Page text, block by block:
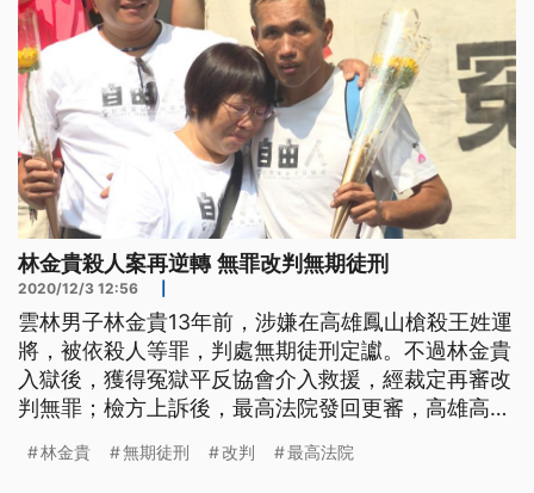
林金貴殺人案再逆轉 無罪改判無期徒刑
2020/12/3 12:56
雲林男子林金貴13年前，涉嫌在高雄鳳山槍殺王姓運
將，被依殺人等罪，判處無期徒刑定讞。不過林金貴
入獄後，獲得冤獄平反協會介入救援，經裁定再審改
判無罪；檢方上訴後，最高法院發回更審，高雄高分
從未涉案，被囚3116天才重獲自由。不過，檢方提上
林金貴 無期徒刑 改判 最高法院